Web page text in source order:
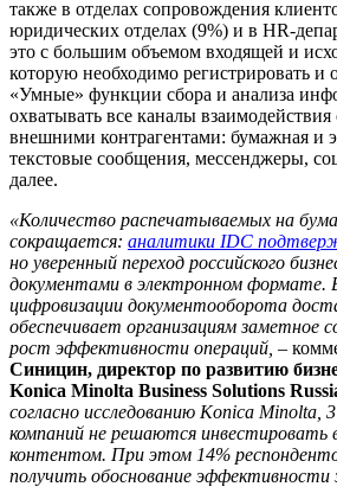
также в отделах сопровождения
юридических отделах (9%) и в HR-
это с большим объемом входящей и
которую необходимо регистрировать и
«Умные» функции сбора и анализа
охватывать все каналы взаимодействия
внешними контрагентами: бумажная и
текстовые сообщения, мессенджеры,
далее.
«Количество распечатываемых на
сокращается: аналитики IDC
но уверенный переход российского
документами в электронном формате.
цифровизации документооборота
обеспечивает организациям заметное
рост эффективности операций, –
Синицин, директор по развитию
Konica Minolta Business Solutions
согласно исследованию Konica Minolta,
компаний не решаются инвестировать
контентом. При этом 14%
получить обоснование